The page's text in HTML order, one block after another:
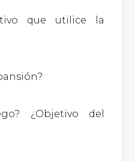
que utilice la
¿Objetivo del